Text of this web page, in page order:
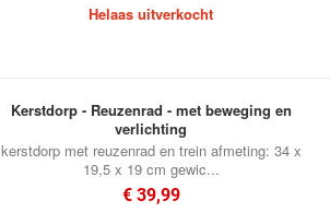
Helaas uitverkocht
Kerstdorp - Reuzenrad - met beweging en
verlichting
kerstdorp met reuzenrad en trein afmeting: 34 x
19,5 x 19 cm gewic...
€ 39,99